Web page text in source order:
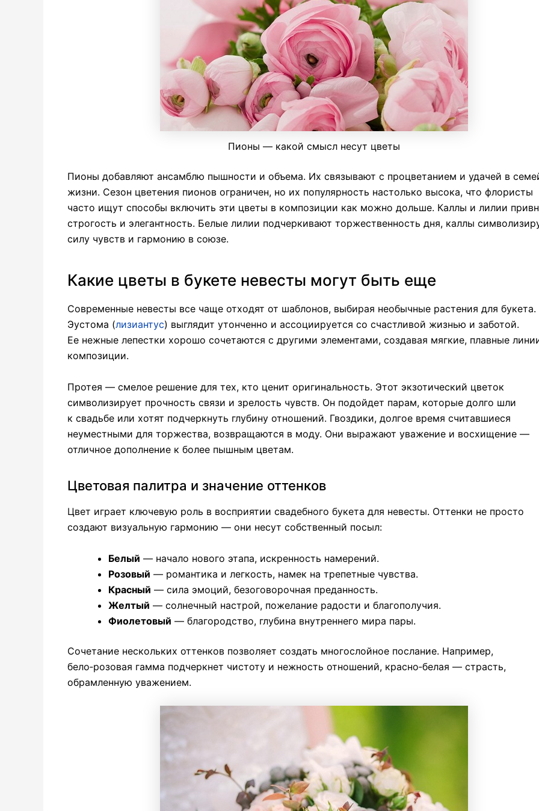
Пионы — какой смысл несут цветы
Пионы добавляют ансамблю пышности и объема. Их связывают с процветанием и удачей в
жизни. Сезон цветения пионов ограничен, но их популярность настолько высока, что флористы
часто ищут способы включить эти цветы в композиции как можно дольше. Каллы и лилии
строгость и элегантность. Белые лилии подчеркивают торжественность дня, каллы
силу чувств и гармонию в союзе.
Какие цветы в букете невесты могут быть еще
Современные невесты все чаще отходят от шаблонов, выбирая необычные растения для букета.
Эустома (лизиантус) выглядит утонченно и ассоциируется со счастливой жизнью и заботой.
Ее нежные лепестки хорошо сочетаются с другими элементами, создавая мягкие, плавные
композиции.
Протея — смелое решение для тех, кто ценит оригинальность. Этот экзотический цветок
символизирует прочность связи и зрелость чувств. Он подойдет парам, которые долго шли
к свадьбе или хотят подчеркнуть глубину отношений. Гвоздики, долгое время считавшиеся
неуместными для торжества, возвращаются в моду. Они выражают уважение и восхищение —
отличное дополнение к более пышным цветам.
Цветовая палитра и значение оттенков
Цвет играет ключевую роль в восприятии свадебного букета для невесты. Оттенки не просто
создают визуальную гармонию — они несут собственный посыл:
Белый — начало нового этапа, искренность намерений.
Розовый — романтика и легкость, намек на трепетные чувства.
Красный — сила эмоций, безоговорочная преданность.
Желтый — солнечный настрой, пожелание радости и благополучия.
Фиолетовый — благородство, глубина внутреннего мира пары.
Сочетание нескольких оттенков позволяет создать многослойное послание. Например,
бело‑розовая гамма подчеркнет чистоту и нежность отношений, красно‑белая — страсть,
обрамленную уважением.